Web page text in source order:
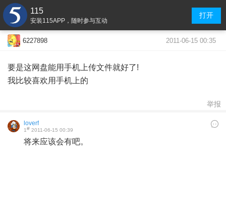
115
安装115APP，随时参与互动
打开
6227898 2011-06-15 00:35
要是这网盘能用手机上传文件就好了!
我比较喜欢用手机上的
举报
loverf
1# 2011-06-15 00:39
将来应该会有吧。